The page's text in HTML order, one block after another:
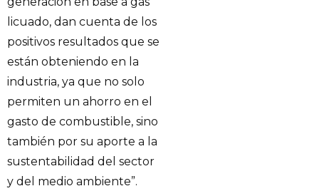
licuado, dan cuenta de los
positivos resultados que se
están obteniendo en la
industria, ya que no solo
permiten un ahorro en el
gasto de combustible, sino
también por su aporte a la
sustentabilidad del sector
y del medio ambiente”.